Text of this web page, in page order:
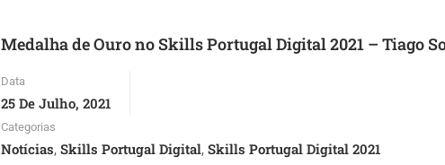
Medalha de Ouro no Skills Portugal Digital 2021 – Tiago
Data
25 De Julho, 2021
Categorias
Notícias, Skills Portugal Digital, Skills Portugal Digital 2021